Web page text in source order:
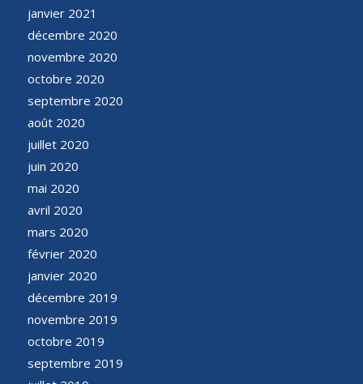
janvier 2021
décembre 2020
novembre 2020
octobre 2020
septembre 2020
août 2020
juillet 2020
juin 2020
mai 2020
avril 2020
mars 2020
février 2020
janvier 2020
décembre 2019
novembre 2019
octobre 2019
septembre 2019